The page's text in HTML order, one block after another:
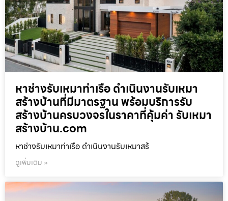
หาช่างรับเหมาท่าเรือ ดำเนินงานรับเหมา
สร้างบ้านที่มีมาตรฐาน พร้อมบริการรับ
สร้างบ้านครบวงจรในราคาที่คุ้มค่า รับเหมา
สร้างบ้าน.com
หาช่างรับเหมาท่าเรือ ดำเนินงานรับเหมาสร้
ดูเพิ่มเติม »